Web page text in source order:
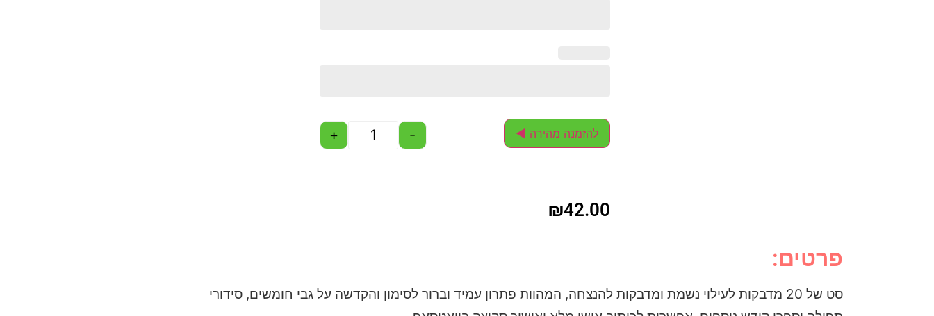
-
+ להזמנה מהירה ◄
₪42.00
פרטים:
סט של 20 מדבקות לעילוי נשמת ומדבקות להנצחה, המהוות פתרון עמיד וברור לסימון והקדשה על גבי חומשים, סידורי